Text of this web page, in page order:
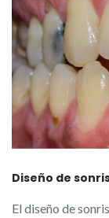
Diseño de
El diseño de